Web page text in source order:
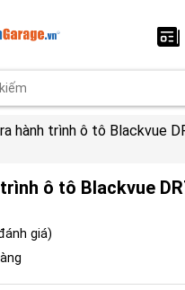
hành trình ô tô Blackvue
ô tô Blackvue
giá)